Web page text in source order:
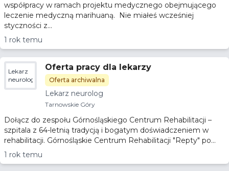
współpracy w ramach projektu medycznego obejmującego
leczenie medyczną marihuaną. Nie miałeś wcześniej
styczności z...
1 rok temu
Lekarz
neurolog
Oferta pracy dla lekarzy
Oferta archiwalna
Lekarz neurolog
Tarnowskie Góry
Dołącz do zespołu Górnośląskiego Centrum Rehabilitacji –
szpitala z 64-letnią tradycją i bogatym doświadczeniem w
rehabilitacji. Górnośląskie Centrum Rehabilitacji "Repty" po...
1 rok temu